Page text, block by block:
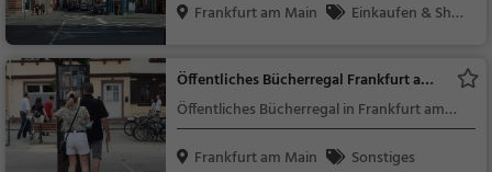
Frankfurt am Main
Einkaufen & Shop
Öffentliches Bücherregal Frankfurt am
Main
Öffentliches Bücherregal in Frankfurt am
Main (Bornheim)
Frankfurt am Main
Sonstiges